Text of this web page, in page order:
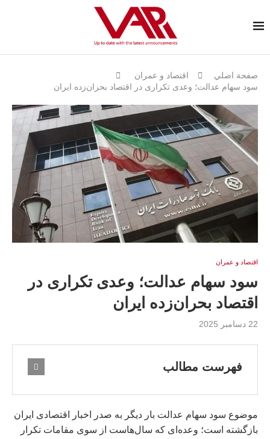
صفحة اصلي
اقتصاد و عمران
سود سهام عدالت؛ وعدی تکراری در اقتصاد بحران‌زده ایران
اقتصاد و عمران
سود سهام عدالت؛ وعدی تکراری در
اقتصاد بحران‌زده ایران
22 دسامبر 2025
فهرست مطالب
موضوع سود سهام عدالت بار دیگر به صدر اخبار اقتصادی ایران
بازگشته است؛ وعده‌ای که سال‌هاست از سوی مقامات تکرار